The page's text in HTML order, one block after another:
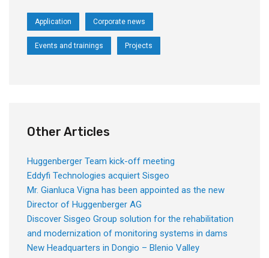
Application Corporate news
Events and trainings Projects
Other Articles
Huggenberger Team kick-off meeting
Eddyfi Technologies acquiert Sisgeo
Mr. Gianluca Vigna has been appointed as the new
Director of Huggenberger AG
Discover Sisgeo Group solution for the rehabilitation
and modernization of monitoring systems in dams
New Headquarters in Dongio – Blenio Valley